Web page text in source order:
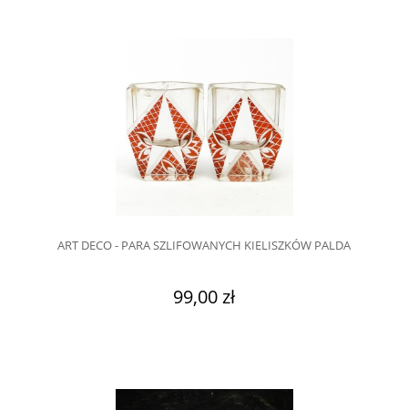
ART DECO - PARA SZLIFOWANYCH KIELISZKÓW PALDA
99,00 zł